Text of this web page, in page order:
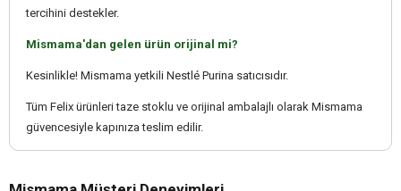
tercihini destekler.
Mismama'dan gelen ürün orijinal mi?
Kesinlikle! Mismama yetkili Nestlé Purina satıcısıdır.
Tüm Felix ürünleri taze stoklu ve orijinal ambalajlı olarak Mismama
güvencesiyle kapınıza teslim edilir.